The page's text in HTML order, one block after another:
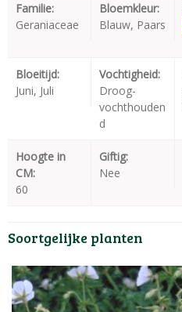
Familie:
Geraniaceae
Bloemkleur:
Blauw, Paars
Bloeitijd:
Juni, Juli
Vochtigheid:
Droog-
vochthouden
d
Hoogte in
CM:
60
Giftig:
Nee
Soortgelijke planten